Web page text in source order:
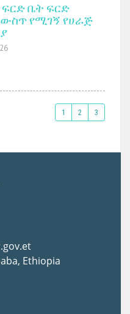
ቤት ፍርድ
የሚገኝ የሀራጅ
1 2 3
Ethiopia